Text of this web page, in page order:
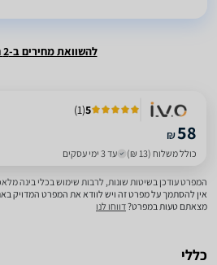
להשוואת מחירים ב-2 חנויות
5
(
1
)
₪58
כולל משלוח (13 ₪) עד 3 ימי עסקים
המפרט עודכן בשיטות שונות, לרבות שימוש בכלי בינה
אין להסתמך על מפרט זה ויש לוודא את המפרט המדויק
מצאתם טעות במפרט?דווחו לנו
כללי